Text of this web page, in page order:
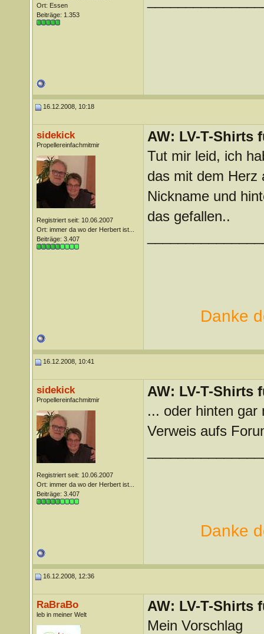
Ort: Essen
Beiträge: 1.353
16.12.2008, 10:18
sidekick
Propellereinfachmitmir
Registriert seit: 10.06.2007
Ort: immer da wo der Herbert ist...
Beiträge: 3.407
AW: LV-T-Shirts
Tut mir leid, ich
das mit dem Herz
Nickname und
das gefallen..
Danke
16.12.2008, 10:41
sidekick
Propellereinfachmitmir
Registriert seit: 10.06.2007
Ort: immer da wo der Herbert ist...
Beiträge: 3.407
AW: LV-T-Shirts
... oder hinten gar
Verweis aufs
Danke
16.12.2008, 12:36
RaBraBo
leb in meiner Welt
AW: LV-T-Shirts
Mein Vorschlag